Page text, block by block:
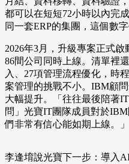
都可以在短短72小時以內完
同一套ERP的集團，這個數
2026年3月，升級專案正式
86間公司同時上線。清單裡
入、27項管理流程優化，時
案管理的挑戰不小。IBM顧
大幅提升。「往往最後陪著
問」光寶IT團隊成員對於
們非常有信心能如期上線。」
李逢堉說光寶下一步：導入